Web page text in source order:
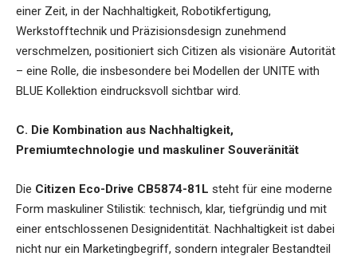
einer Zeit, in der Nachhaltigkeit, Robotikfertigung,
Werkstofftechnik und Präzisionsdesign zunehmend
verschmelzen, positioniert sich Citizen als visionäre Autorität
– eine Rolle, die insbesondere bei Modellen der UNITE with
BLUE Kollektion eindrucksvoll sichtbar wird.
C. Die Kombination aus Nachhaltigkeit,
Premiumtechnologie und maskuliner Souveränität
Die Citizen Eco-Drive CB5874-81L steht für eine moderne
Form maskuliner Stilistik: technisch, klar, tiefgründig und mit
einer entschlossenen Designidentität. Nachhaltigkeit ist dabei
nicht nur ein Marketingbegriff, sondern integraler Bestandteil